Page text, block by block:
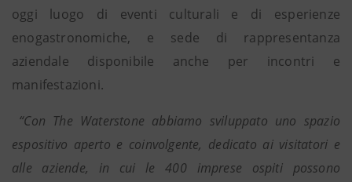
oggi luogo di eventi culturali e di esperienze
enogastronomiche, e sede di rappresentanza
aziendale disponibile anche per incontri e
manifestazioni.
“Con The Waterstone abbiamo sviluppato uno spazio
espositivo aperto e coinvolgente, dedicato ai visitatori e
alle aziende, in cui le 400 imprese ospiti possono